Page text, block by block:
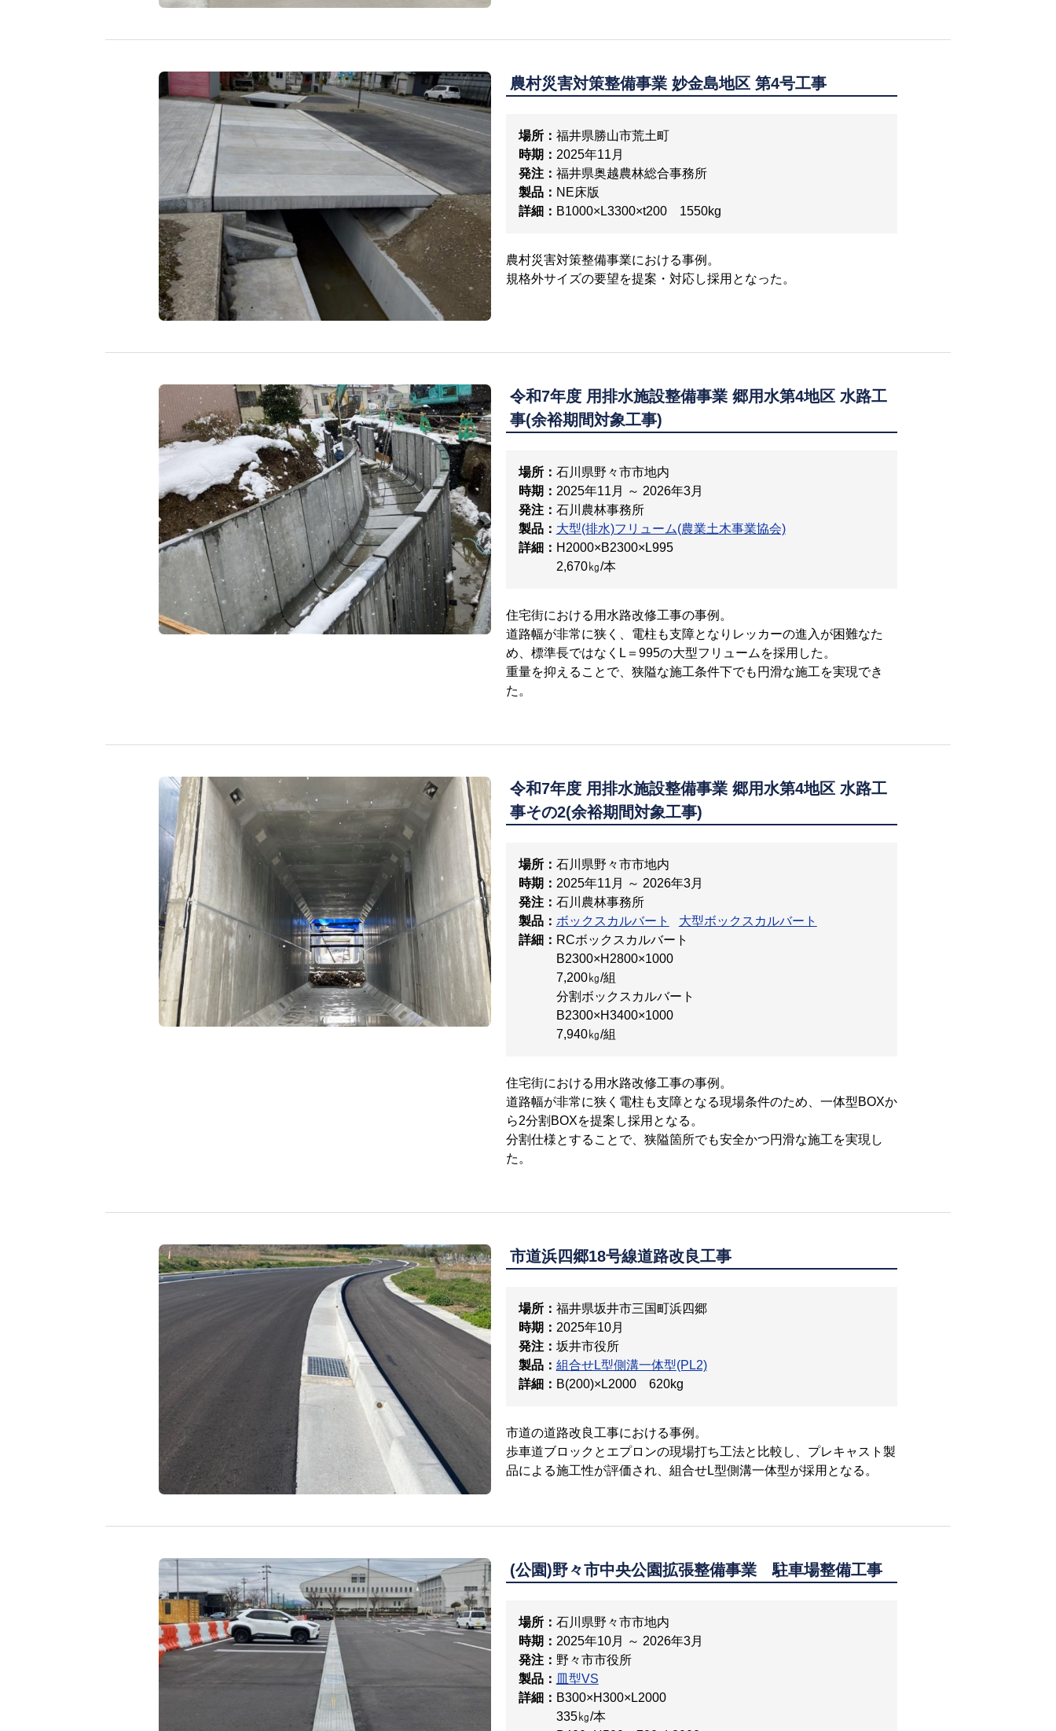
農村災害対策整備事業 妙金島地区 第4号工事
場所： 福井県勝山市荒土町
時期： 2025年11月
発注： 福井県奥越農林総合事務所
製品： NE床版
詳細： B1000×L3300×t200 1550kg
農村災害対策整備事業における事例。
規格外サイズの要望を提案・対応し採用となった。
令和7年度 用排水施設整備事業 郷用水第4地区 水路工
事(余裕期間対象工事)
場所： 石川県野々市市地内
時期： 2025年11月 ～ 2026年3月
発注： 石川農林事務所
製品： 大型(排水)フリューム(農業土木事業協会)
詳細： H2000×B2300×L995
2,670㎏/本
住宅街における用水路改修工事の事例。
道路幅が非常に狭く、電柱も支障となりレッカーの進入が困難なた
め、標準長ではなくL＝995の大型フリュームを採用した。
重量を抑えることで、狭隘な施工条件下でも円滑な施工を実現でき
た。
令和7年度 用排水施設整備事業 郷用水第4地区 水路工
事その2(余裕期間対象工事)
場所： 石川県野々市市地内
時期： 2025年11月 ～ 2026年3月
発注： 石川農林事務所
製品： ボックスカルバート
大型ボックスカルバート
詳細： RCボックスカルバート
B2300×H2800×1000
7,200㎏/組
分割ボックスカルバート
B2300×H3400×1000
7,940㎏/組
住宅街における用水路改修工事の事例。
道路幅が非常に狭く電柱も支障となる現場条件のため、一体型BOXか
ら2分割BOXを提案し採用となる。
分割仕様とすることで、狭隘箇所でも安全かつ円滑な施工を実現し
た。
市道浜四郷18号線道路改良工事
場所： 福井県坂井市三国町浜四郷
時期： 2025年10月
発注： 坂井市役所
製品： 組合せL型側溝一体型(PL2)
詳細： B(200)×L2000 620kg
市道の道路改良工事における事例。
歩車道ブロックとエプロンの現場打ち工法と比較し、プレキャスト製
品による施工性が評価され、組合せL型側溝一体型が採用となる。
(公園)野々市中央公園拡張整備事業 駐車場整備工事
場所： 石川県野々市市地内
時期： 2025年10月 ～ 2026年3月
発注： 野々市市役所
製品： 皿型VS
詳細： B300×H300×L2000
335㎏/本